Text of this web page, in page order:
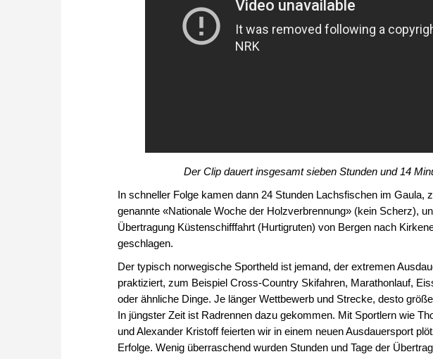
Der Clip dauert insgesamt sieben Stunden und 14
In schneller Folge kamen dann 24 Stunden Lachsfischen im Gaula,
genannte «Nationale Woche der Holzverbrennung» (kein Scherz),
Übertragung Küstenschifffahrt (Hurtigruten) von Bergen nach
geschlagen.
Der typisch norwegische Sportheld ist jemand, der extremen
praktiziert, zum Beispiel Cross-Country Skifahren, Marathonlauf,
oder ähnliche Dinge. Je länger Wettbewerb und Strecke, desto
In jüngster Zeit ist Radrennen dazu gekommen. Mit Sportlern wie
und Alexander Kristoff feierten wir in einem neuen Ausdauersport
Erfolge. Wenig überraschend wurden Stunden und Tage der